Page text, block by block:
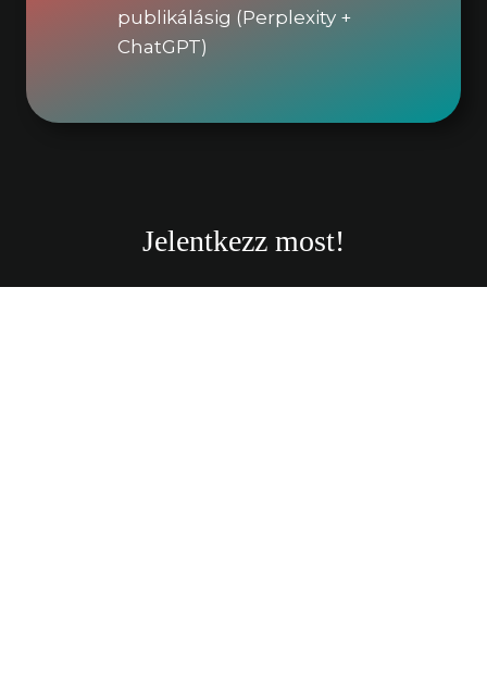
publikálásig (Perplexity +
ChatGPT)
Jelentkezz most!